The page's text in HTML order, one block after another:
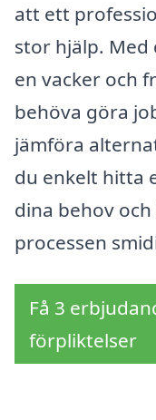
att ett
stor hjälp. Med
en vacker och
behöva göra
jämföra
du enkelt hitta
dina behov
processen
Få 3
förpliktelser